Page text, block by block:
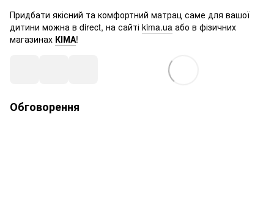
Придбати якісний та комфортний матрац саме для вашої
дитини можна в direct, на сайті kima.ua або в фізичних
магазинах КІМА!
Обговорення